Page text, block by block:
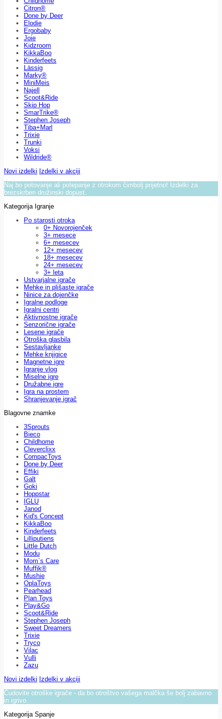
Citron®
Done by Deer
Elodie
Ergobaby
Joie
Kidzroom
KikkaBoo
Kinderfeets
Lässig
Marky®
MiniMeis
Najell
Scoot&Ride
Skip Hop
SmarTrike®
Stephen Joseph
Tiba+Marl
Trixie
Trunki
Voksi
Wildride®
Novi izdelki Izdelki v akciji
Naj bo potovanje ali potepanje z otrokom čimbolj prijetno! Izdelki za
brezskrben družinski dopust.
Kategorija Igranje
Po starosti otroka
0+ Novorojenček
3+ mesece
6+ mesecev
12+ mesecev
18+ mesecev
24+ mesecev
3+ leta
Ustvarjalne igrače
Mehke in plišaste igrače
Ninice za dojenčke
Igralne podloge
Igralni centri
Aktivnostne igrače
Senzorične igrače
Lesene igrače
Otroška glasbila
Sestavljanke
Mehke knjigice
Magnetne igre
Igranje vlog
Miselne igre
Družabne igre
Igra na prostem
Shranjevanje igrač
Blagovne znamke
3Sprouts
Bieco
Childhome
Cleverclixx
CompacToys
Done by Deer
Effiki
Galt
Goki
Hoppstar
IGLU
Janod
Kid's Concept
KikkaBoo
Kinderfeets
Lilliputiens
Little Dutch
Modu
Mom`s Care
Muffik®
Mushie
OplaToys
Pearhead
Plan Toys
Play&Go
Scoot&Ride
Stephen Joseph
Sweet Dreamers
Trixie
Tryco
Vilac
Vulli
Zazu
Novi izdelki Izdelki v akciji
Čudovite otroške igrače - da bo otroštvo vašega malčka še bolj zabavno
in igrivo.
Kategorija Spanje